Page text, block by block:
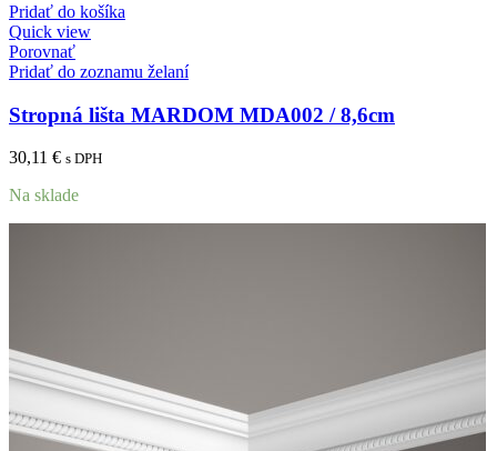
Pridať do košíka
Quick view
Porovnať
Pridať do zoznamu želaní
Stropná lišta MARDOM MDA002 / 8,6cm
30,11 € s DPH
Na sklade